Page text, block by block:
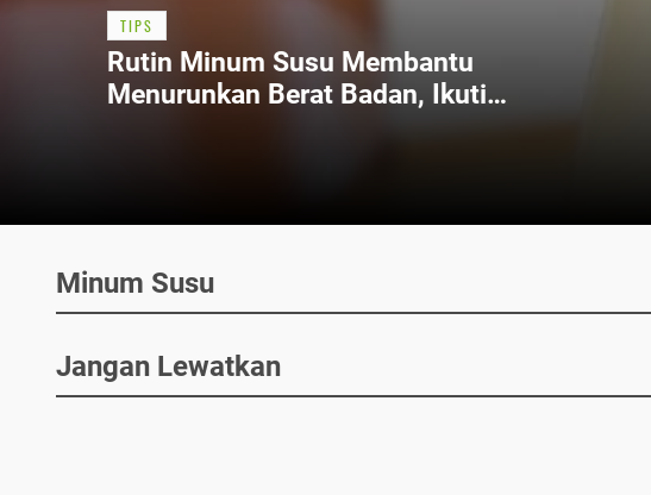
TIPS
Rutin Minum Susu Membantu
Menurunkan Berat Badan, Ikuti
Minum Susu
Jangan Lewatkan